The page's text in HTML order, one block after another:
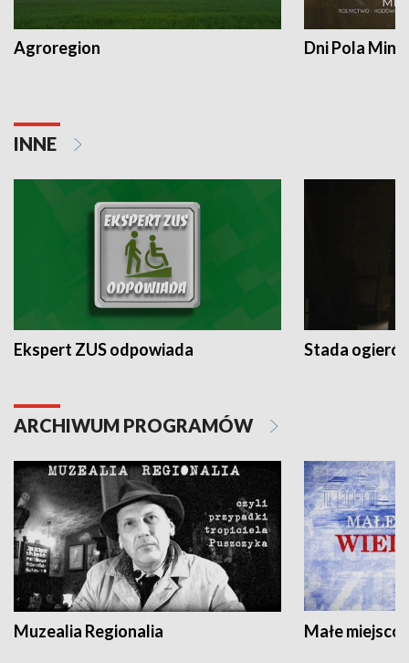
Agroregion Dni Pola
INNE
Ekspert ZUS odpowiada Stada
ARCHIWUM PROGRAMÓW
Muzealia Regionalia Małe